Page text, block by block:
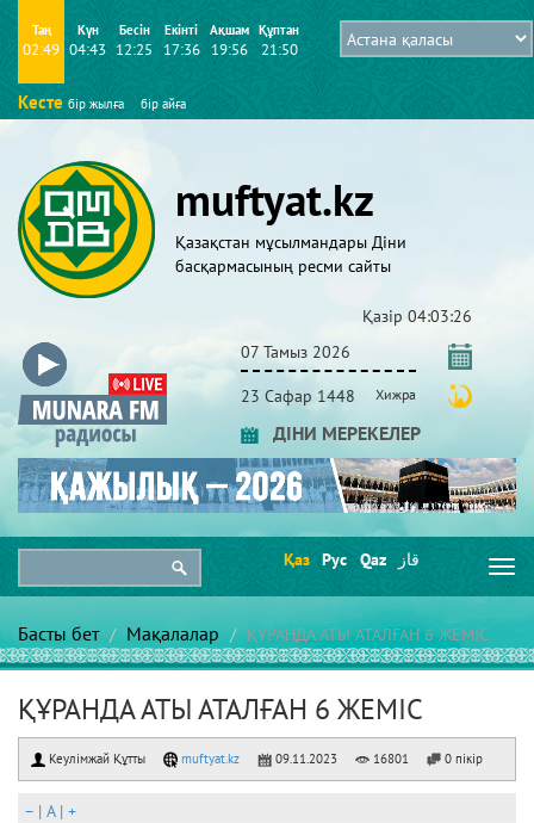
Таң
02:49
Күн
04:43
Бесін
12:25
Екінті
17:36
Ақшам
19:56
Құптан
21:50
Кесте бір жылға бір айға
muftyat.kz
Қазақстан мұсылмандары Діни
басқармасының ресми сайты
Қазір 04:03:27
07 Тамыз 2026
23 Сафар 1448 Хижра
ДІНИ МЕРЕКЕЛЕР
Қаз Рус Qaz قاز
Басты бет Мақалалар ҚҰРАНДА АТЫ АТАЛҒАН 6 ЖЕМІС
ҚҰРАНДА АТЫ АТАЛҒАН 6 ЖЕМІС
Кеулімжай Құтты muftyat.kz 09.11.2023 16801 0 пікір
– | A| +